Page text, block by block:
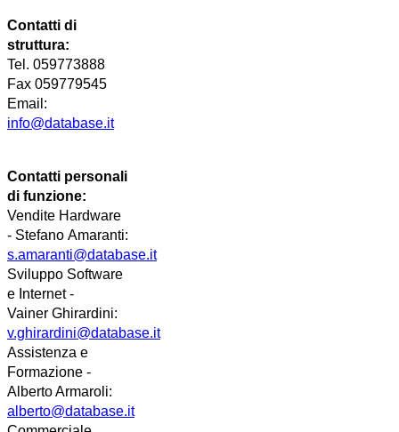
Contatti di
struttura:
Tel. 059773888
Fax 059779545
Email:
info@database.it
Contatti personali
di funzione:
Vendite Hardware
- Stefano Amaranti:
s.amaranti@database.it
Sviluppo Software
e Internet -
Vainer Ghirardini:
v.ghirardini@database.it
Assistenza e
Formazione -
Alberto Armaroli:
alberto@database.it